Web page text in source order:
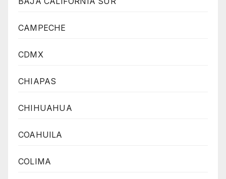
CAMPECHE
CDMX
CHIAPAS
CHIHUAHUA
COAHUILA
COLIMA